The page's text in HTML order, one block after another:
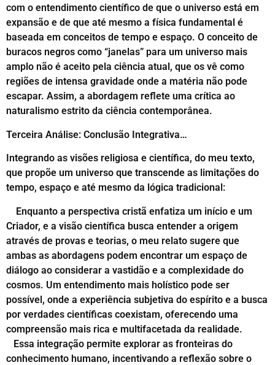
com o entendimento científico de que o universo está em
expansão e de que até mesmo a física fundamental é
baseada em conceitos de tempo e espaço. O conceito de
buracos negros como “janelas” para um universo mais
amplo não é aceito pela ciência atual, que os vê como
regiões de intensa gravidade onde a matéria não pode
escapar. Assim, a abordagem reflete uma crítica ao
naturalismo estrito da ciência contemporânea.
Terceira Análise: Conclusão Integrativa…
Integrando as visões religiosa e científica, do meu texto,
que propõe um universo que transcende as limitações do
tempo, espaço e até mesmo da lógica tradicional:
Enquanto a perspectiva cristã enfatiza um início e um
Criador, e a visão científica busca entender a origem
através de provas e teorias, o meu relato sugere que
ambas as abordagens podem encontrar um espaço de
diálogo ao considerar a vastidão e a complexidade do
cosmos. Um entendimento mais holístico pode ser
possível, onde a experiência subjetiva do espírito e a busca
por verdades científicas coexistam, oferecendo uma
compreensão mais rica e multifacetada da realidade.
Essa integração permite explorar as fronteiras do
conhecimento humano, incentivando a reflexão sobre o